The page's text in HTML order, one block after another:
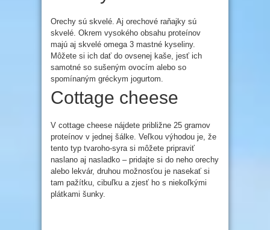
Orechy sú skvelé. Aj orechové raňajky sú
skvelé. Okrem vysokého obsahu proteínov
majú aj skvelé omega 3 mastné kyseliny.
Môžete si ich dať do ovsenej kaše, jesť ich
samotné so sušeným ovocím alebo so
spomínaným gréckym jogurtom.
Cottage cheese
V cottage cheese nájdete približne 25 gramov
proteínov v jednej šálke. Veľkou výhodou je, že
tento typ tvaroho-syra si môžete pripraviť
naslano aj nasladko – pridajte si do neho orechy
alebo lekvár, druhou možnosťou je nasekať si
tam pažítku, cibuľku a zjesť ho s niekoľkými
plátkami šunky.